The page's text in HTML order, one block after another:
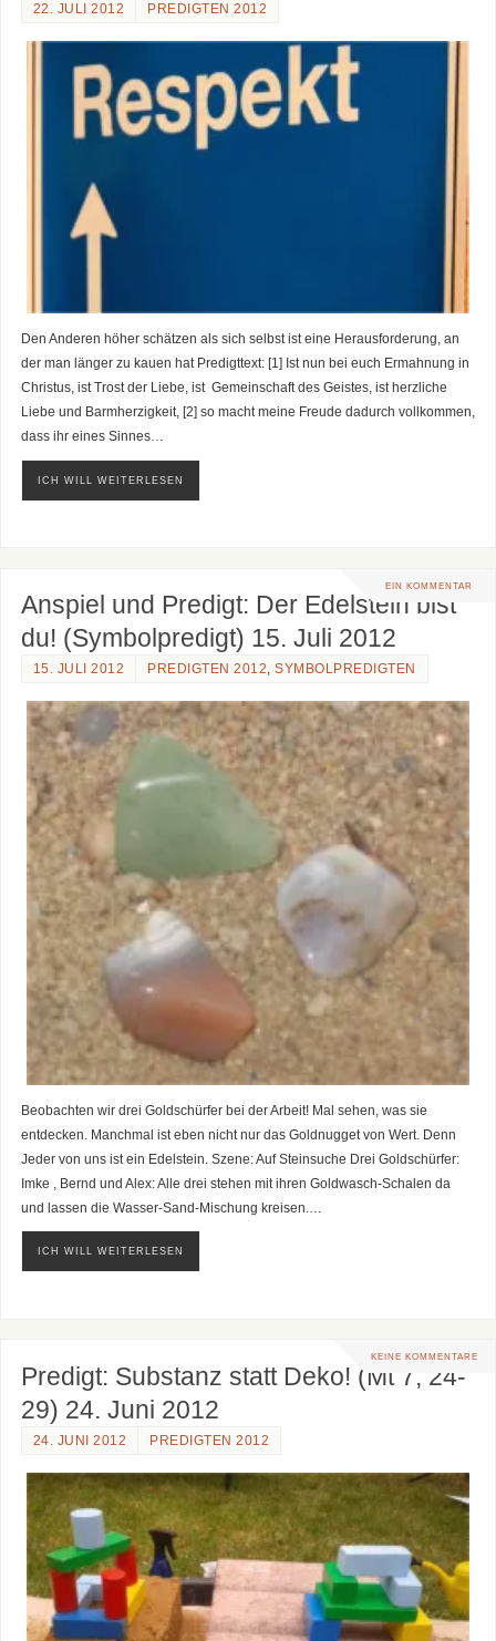
22. JULI 2012 PREDIGTEN 2012
Den Anderen höher schätzen als sich selbst ist eine Herausforderung, an
der man länger zu kauen hat Predigttext: [1] Ist nun bei euch Ermahnung in
Christus, ist Trost der Liebe, ist Gemeinschaft des Geistes, ist herzliche
Liebe und Barmherzigkeit, [2] so macht meine Freude dadurch vollkommen,
dass ihr eines Sinnes…
ICH WILL WEITERLESEN
EIN KOMMENTAR
Anspiel und Predigt: Der Edelstein bist
du! (Symbolpredigt) 15. Juli 2012
15. JULI 2012 PREDIGTEN 2012,SYMBOLPREDIGTEN
Beobachten wir drei Goldschürfer bei der Arbeit! Mal sehen, was sie
entdecken. Manchmal ist eben nicht nur das Goldnugget von Wert. Denn
Jeder von uns ist ein Edelstein. Szene: Auf Steinsuche Drei Goldschürfer:
Imke , Bernd und Alex: Alle drei stehen mit ihren Goldwasch-Schalen da
und lassen die Wasser-Sand-Mischung kreisen.…
ICH WILL WEITERLESEN
KEINE KOMMENTARE
Predigt: Substanz statt Deko! (Mt 7, 24-
29) 24. Juni 2012
24. JUNI 2012 PREDIGTEN 2012